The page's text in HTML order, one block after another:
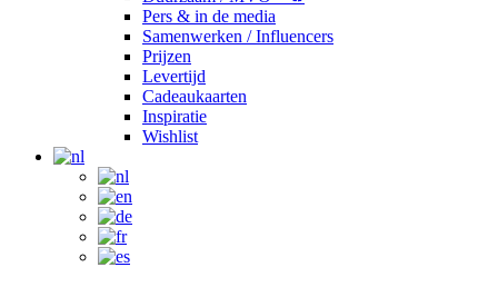
Pers & in de media
Samenwerken / Influencers
Prijzen
Levertijd
Cadeaukaarten
Inspiratie
Wishlist